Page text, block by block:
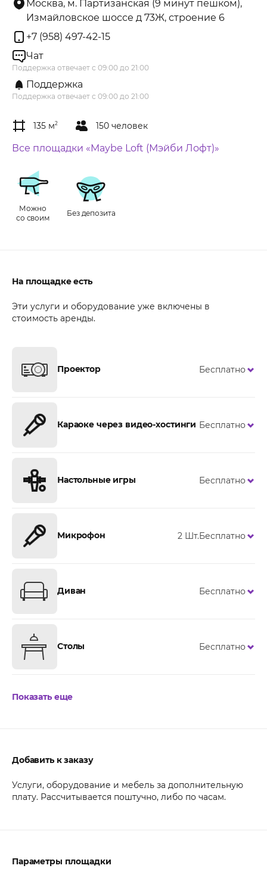
Москва, м. Партизанская (9 минут пешком),
Измайловское шоссе д 73Ж, строение 6
+7 (958) 497-42-15
Чат
Поддержка отвечает с 09:00 до 21:00
Поддержка
Поддержка отвечает с 09:00 до 21:00
135 м2 150 человек
Все площадки «Maybe Loft (Мэйби Лофт)»
Можно
со своим
Без депозита
На площадке есть
Эти услуги и оборудование уже включены в
стоимость аренды.
Проектор Бесплатно
Караоке через видео-хостинги Бесплатно
Настольные игры Бесплатно
Микрофон 2 Шт.Бесплатно
Диван Бесплатно
Столы Бесплатно
Показать еще
Добавить к заказу
Услуги, оборудование и мебель за дополнительную
плату. Рассчитывается поштучно, либо по часам.
Параметры площадки